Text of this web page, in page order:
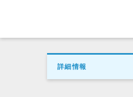
詳細情報